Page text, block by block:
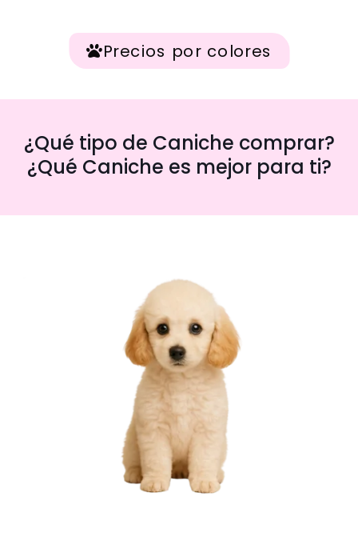
Precios por colores
¿Qué tipo de Caniche comprar?
¿Qué Caniche es mejor para ti?